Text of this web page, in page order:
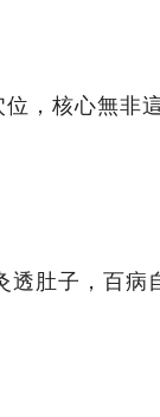
，核心無非
透肚子，百病